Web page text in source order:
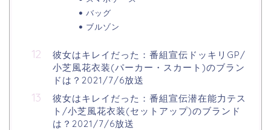
バッグ
ブルゾン
彼女はキレイだった：番組宣伝ドッキリGP/
小芝風花衣装(パーカー・スカート)のブラン
ドは？2021/7/6放送
彼女はキレイだった：番組宣伝潜在能力テス
ト/小芝風花衣装(セットアップ)のブランド
は？2021/7/6放送